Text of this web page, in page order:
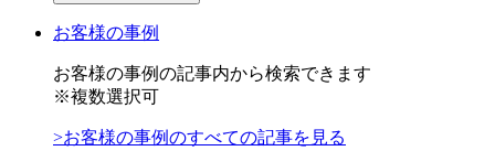
お客様の事例
お客様の事例の記事内から検索できます
※複数選択可
>お客様の事例のすべての記事を見る